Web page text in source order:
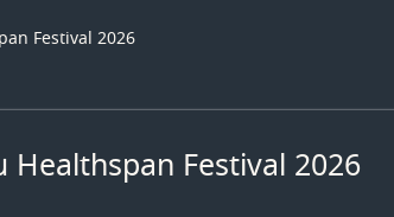
Festival 2026
Healthspan Festival 2026